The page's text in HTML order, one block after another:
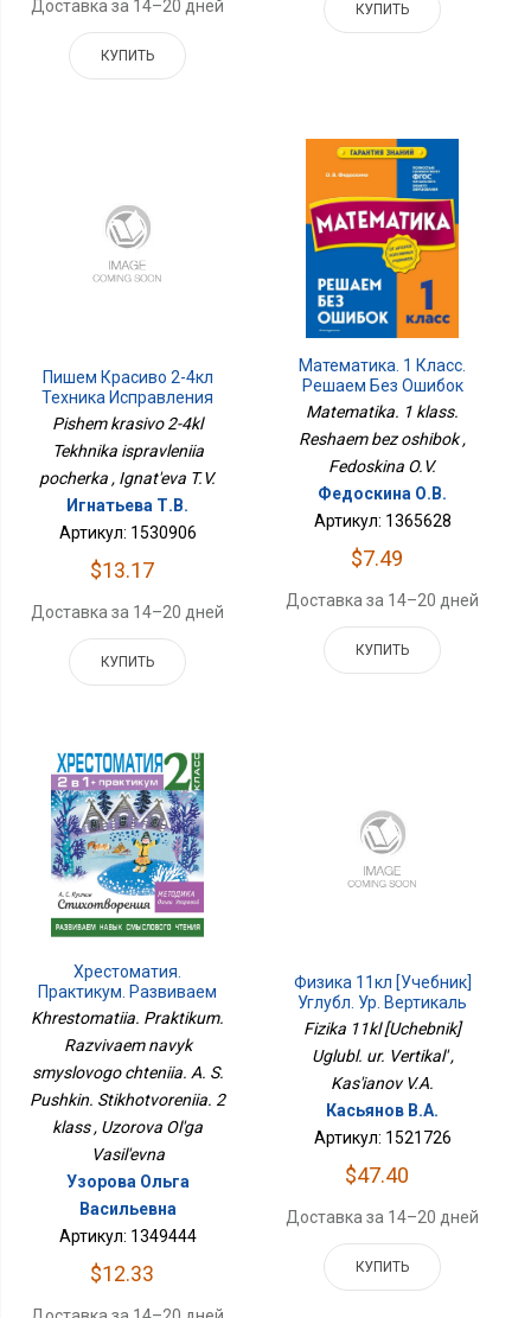
Доставка за 14–20 дней
КУПИТЬ
КУПИТЬ
Пишем Красиво 2-4кл
Техника Исправления
Почерка
Pishem krasivo 2-4kl
Tekhnika ispravleniia
pocherka , Ignat'eva T.V.
Игнатьева Т.В.
Артикул: 1530906
$13.17
Доставка за 14–20 дней
КУПИТЬ
Математика. 1 Класс.
Решаем Без Ошибок
Matematika. 1 klass.
Reshaem bez oshibok ,
Fedoskina O.V.
Федоскина О.В.
Артикул: 1365628
$7.49
Доставка за 14–20 дней
КУПИТЬ
Хрестоматия.
Практикум. Развиваем
Навык Смыслового
Стихотворения. 2 Класс
Khrestomatiia. Praktikum.
Razvivaem navyk
smyslovogo chteniia. A. S.
Pushkin. Stikhotvoreniia. 2
klass , Uzorova Ol'ga
Vasil'evna
Узорова Ольга
Васильевна
Артикул: 1349444
$12.33
Физика 11кл [Учебник]
Углубл. Ур. Вертикаль
Fizika 11kl [Uchebnik]
Uglubl. ur. Vertikal' ,
Kas'ianov V.A.
Касьянов В.А.
Артикул: 1521726
$47.40
Доставка за 14–20 дней
КУПИТЬ